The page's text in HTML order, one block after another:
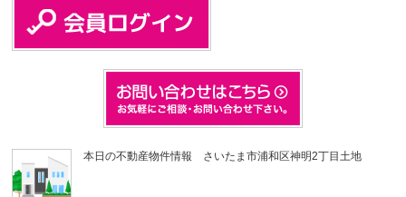
本日の不動産物件情報 さいたま市浦和区神明2丁目土地